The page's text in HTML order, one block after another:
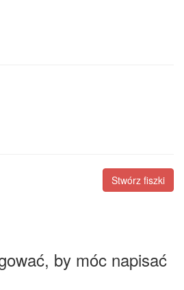
Stwórz fiszki
by móc napisać